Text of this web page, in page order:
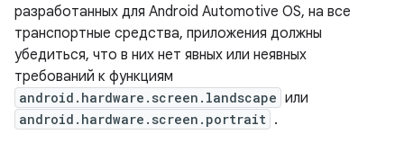
разработанных для Android Automotive OS, на все
транспортные средства, приложения должны
убедиться, что в них нет явных или неявных
требований к функциям
android.hardware.screen.landscape или
android.hardware.screen.portrait .